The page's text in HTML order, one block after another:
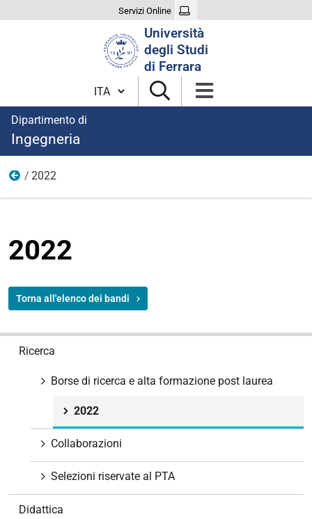
Servizi Online
Università
degli Studi
di Ferrara
Cambia lingua
Dipartimento di
Ingegneria
Borse di ricerca e alta formazione post laurea
2022
2022
Torna all'elenco dei bandi
n
Ricerca
Borse di ricerca e alta formazione post laurea
2022
Collaborazioni
Selezioni riservate al PTA
Didattica